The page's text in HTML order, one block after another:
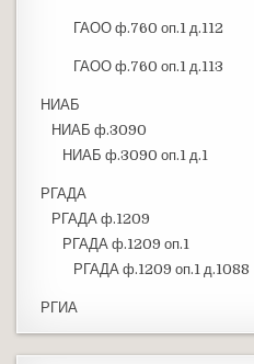
ГАОО ф.760 оп.1 д.112
ГАОО ф.760 оп.1 д.113
НИАБ
НИАБ ф.3090
НИАБ ф.3090 оп.1 д.1
РГАДА
РГАДА ф.1209
РГАДА ф.1209 оп.1
РГАДА ф.1209 оп.1 д.1088
РГИА